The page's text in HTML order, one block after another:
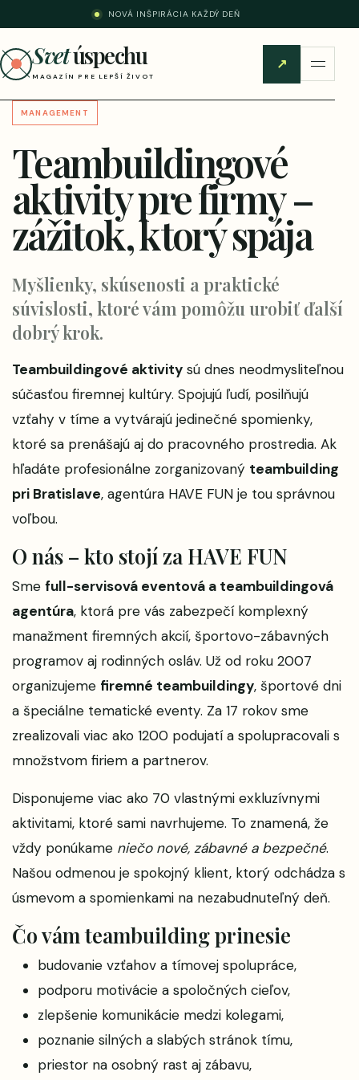
NOVÁ INŠPIRÁCIA KAŽDÝ DEŇ
Svetúspechu
MAGAZÍN PRE LEPŠÍ ŽIVOT
↗
MANAGEMENT
Teambuildingové
aktivity pre firmy –
zážitok, ktorý spája
Myšlienky, skúsenosti a praktické
súvislosti, ktoré vám pomôžu urobiť ďalší
dobrý krok.
Teambuildingové aktivity sú dnes neodmysliteľnou
súčasťou firemnej kultúry. Spojujú ľudí, posilňujú
vzťahy v tíme a vytvárajú jedinečné spomienky,
ktoré sa prenášajú aj do pracovného prostredia. Ak
hľadáte profesionálne zorganizovaný teambuilding
pri Bratislave, agentúra HAVE FUN je tou správnou
voľbou.
O nás – kto stojí za HAVE FUN
Sme full-servisová eventová a teambuildingová
agentúra, ktorá pre vás zabezpečí komplexný
manažment firemných akcií, športovo-zábavných
programov aj rodinných osláv. Už od roku 2007
organizujeme firemné teambuildingy, športové dni
a špeciálne tematické eventy. Za 17 rokov sme
zrealizovali viac ako 1200 podujatí a spolupracovali s
množstvom firiem a partnerov.
Disponujeme viac ako 70 vlastnými exkluzívnymi
aktivitami, ktoré sami navrhujeme. To znamená, že
vždy ponúkame niečo nové, zábavné a bezpečné.
Našou odmenou je spokojný klient, ktorý odchádza s
úsmevom a spomienkami na nezabudnuteľný deň.
Čo vám teambuilding prinesie
budovanie vzťahov a tímovej spolupráce,
podporu motivácie a spoločných cieľov,
zlepšenie komunikácie medzi kolegami,
poznanie silných a slabých stránok tímu,
priestor na osobný rast aj zábavu,